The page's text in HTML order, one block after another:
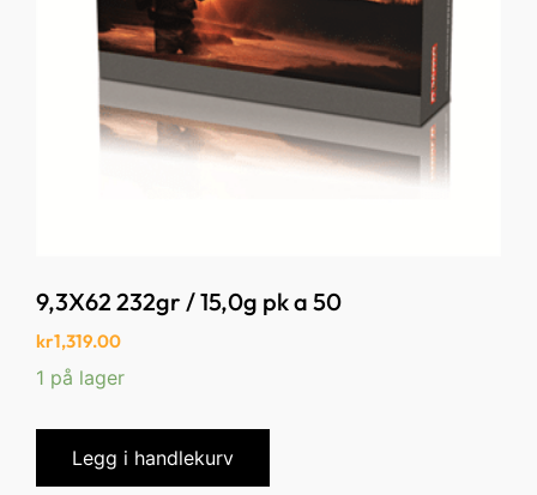
9,3X62 232gr / 15,0g pk a 50
kr1,319.00
1 på lager
Legg i handlekurv